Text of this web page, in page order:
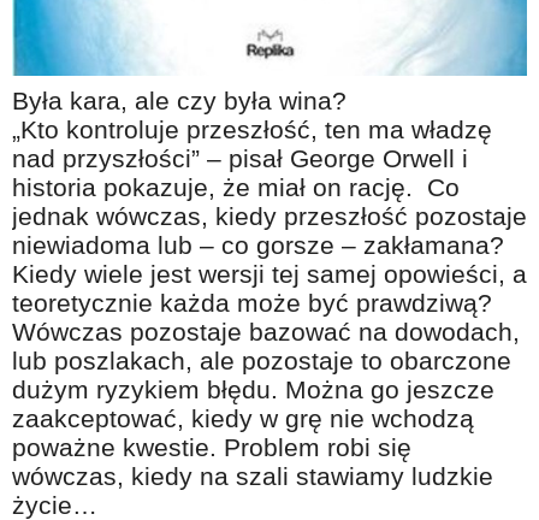
Smacznie i zdrowo
O finansach i społeczeństwie - edukacja nie tylko dla 60plus
Ciekawe książki
Stop samotności
Z internetem za pan brat
Bezpiecznie i w zgodzie z prawem
Była kara, ale czy była wina?
„Kto kontroluje przeszłość, ten ma władzę
nad przyszłości” – pisał George Orwell i
historia pokazuje, że miał on rację. Co
jednak wówczas, kiedy przeszłość pozostaje
niewiadoma lub – co gorsze – zakłamana?
Kiedy wiele jest wersji tej samej opowieści, a
teoretycznie każda może być prawdziwą?
Wówczas pozostaje bazować na dowodach,
lub poszlakach, ale pozostaje to obarczone
dużym ryzykiem błędu. Można go jeszcze
zaakceptować, kiedy w grę nie wchodzą
poważne kwestie. Problem robi się
wówczas, kiedy na szali stawiamy ludzkie
życie…